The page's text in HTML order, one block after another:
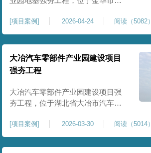
园区重点基建配套项目。本项目地
基强夯处理总面积40000㎡，施工范
围为新能源配套产业园核心建设地
块。项目场地为园区新建建设用
地，原始场地土质松散、土层固结
不均匀、孔隙较大、地基承载力偏
弱。新能源产业园厂房及配套设施
对
[项目案例] 2026-04-24 阅读（5082）
大冶汽车零部件产业园建设项目
强夯工程
大冶汽车零部件产业园建设项目强
夯工程，位于湖北省大冶市汽车零
业厂房、生产车间及配套附属设施
建设的前置基础性地基处理工程。
项目场地为园区新建工业建设用
[项目案例] 2026-03-30 阅读（5014）